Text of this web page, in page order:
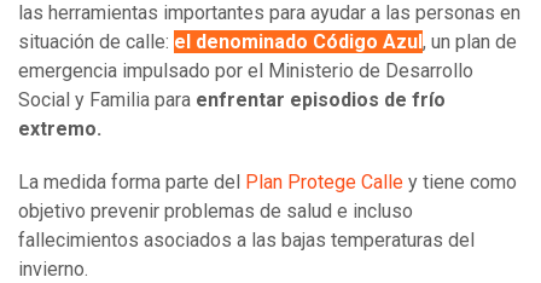
las herramientas importantes para ayudar a las personas en
situación de calle: el denominado Código Azul , un plan de
emergencia impulsado por el Ministerio de Desarrollo
Social y Familia para enfrentar episodios de frío
extremo.
La medida forma parte del Plan Protege Calle y tiene como
objetivo prevenir problemas de salud e incluso
fallecimientos asociados a las bajas temperaturas del
invierno.